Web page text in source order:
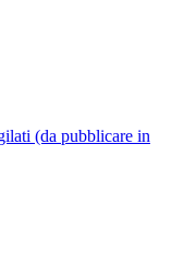
(da pubblicare in